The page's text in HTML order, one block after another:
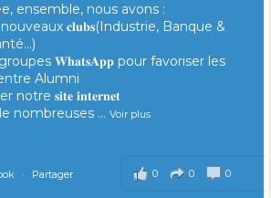
ensemble, nous avons :
𝐜𝐥𝐮𝐛𝐬(Industrie, Banque &
𝐖𝐡𝐚𝐭𝐬𝐀𝐩𝐩 pour favoriser les
Alumni
notre 𝐬𝐢𝐭𝐞 𝐢𝐧𝐭𝐞𝐫𝐧𝐞𝐭
nombreuses ... Voir plus
0 0 0
· Partager